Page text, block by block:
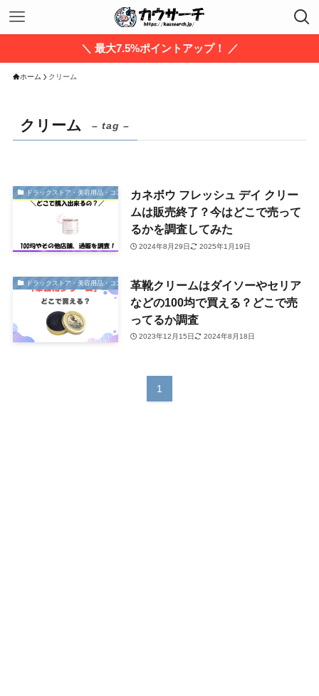
＼ 最大7.5%ポイントアップ！ ／
ホーム クリーム
クリーム – tag –
ドラックストア・美容用品・コスメ
カネボウ フレッシュ デイ クリー
ムは販売終了？今はどこで売って
るかを調査してみた
2024年8月29日 2025年1月19日
ドラックストア・美容用品・コスメ
革靴クリームはダイソーやセリア
などの100均で買える？どこで売
ってるか調査
2023年12月15日 2024年8月18日
1